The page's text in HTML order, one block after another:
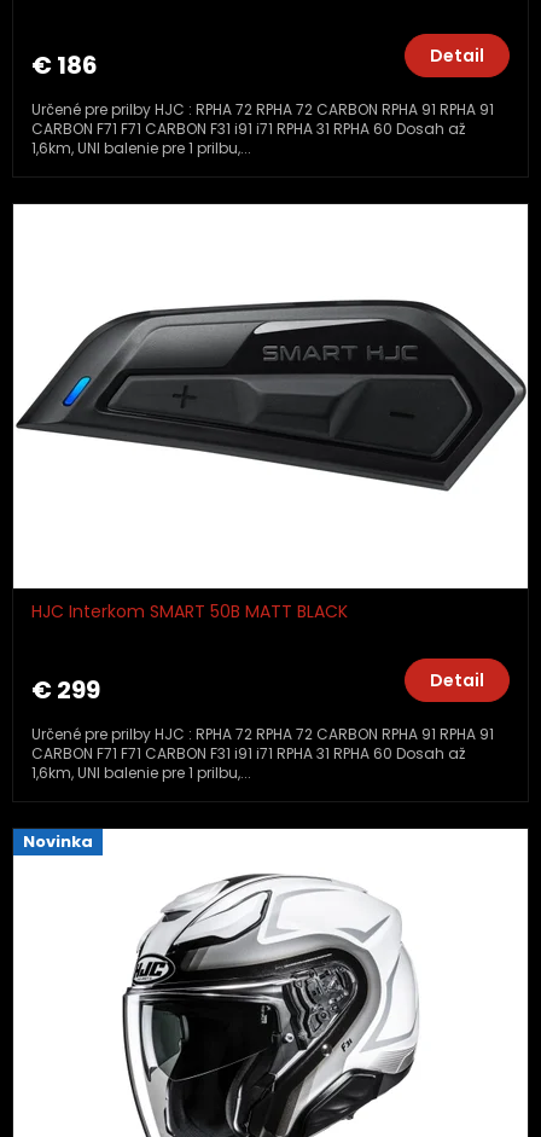
€ 186 Detail
Určené pre prilby HJC : RPHA 72 RPHA 72 CARBON RPHA 91 RPHA 91
CARBON F71 F71 CARBON F31 i91 i71 RPHA 31 RPHA 60 Dosah až
1,6km, UNI balenie pre 1 prilbu,...
HJC Interkom SMART 50B MATT BLACK
€ 299 Detail
Určené pre prilby HJC : RPHA 72 RPHA 72 CARBON RPHA 91 RPHA 91
CARBON F71 F71 CARBON F31 i91 i71 RPHA 31 RPHA 60 Dosah až
1,6km, UNI balenie pre 1 prilbu,...
Novinka